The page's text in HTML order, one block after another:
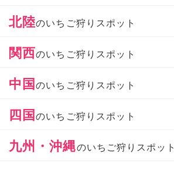
北陸のいちご狩りスポット
関西のいちご狩りスポット
中国のいちご狩りスポット
四国のいちご狩りスポット
九州・沖縄のいちご狩りスポット